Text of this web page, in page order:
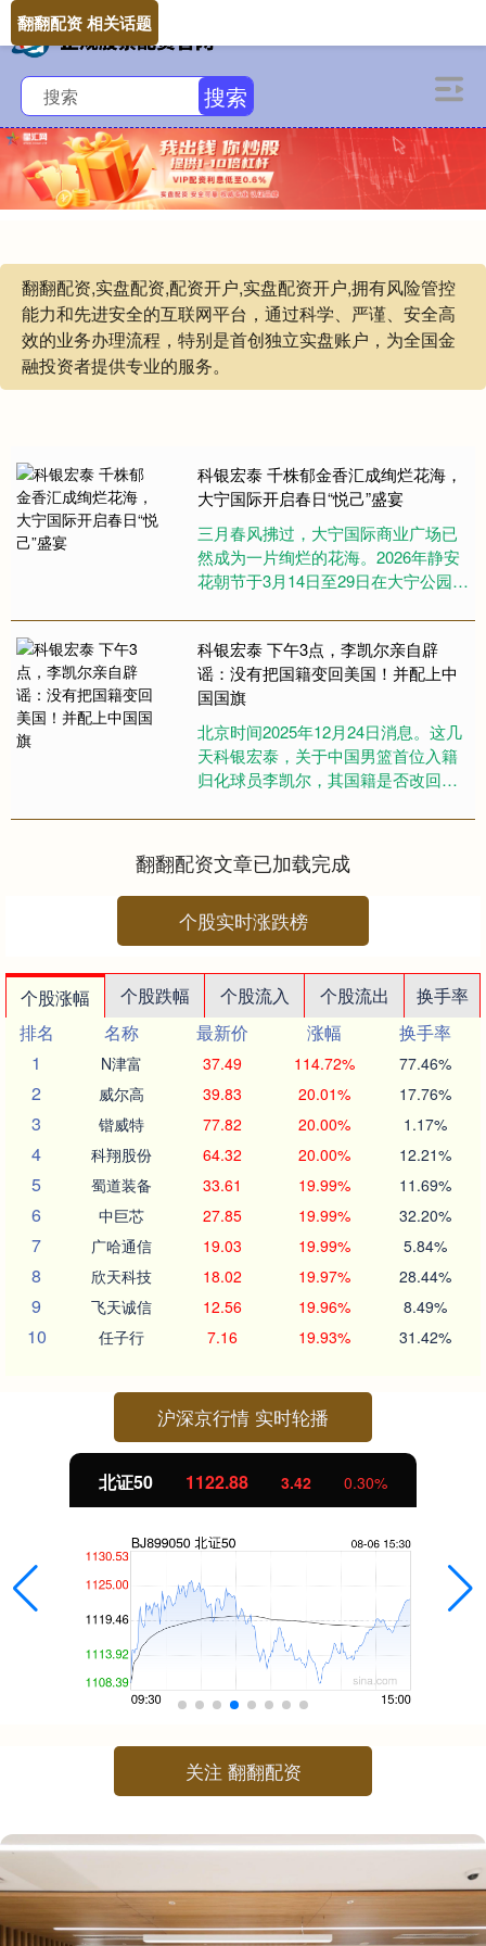
搜索
翻翻配资,实盘配资,配资开户,实盘配资开户,拥有风险管控
能力和先进安全的互联网平台，通过科学、严谨、安全高
效的业务办理流程，特别是首创独立实盘账户，为全国金
融投资者提供专业的服务。
翻翻配资 相关话题
科银宏泰 千株郁金香汇成绚烂花海，
大宁国际开启春日“悦己”盛宴
三月春风拂过，大宁国际商业广场已
然成为一片绚烂的花海。2026年静安
花朝节于3月14日至29日在大宁公园及
丽的郁金香为主角，在广....
科银宏泰 下午3点，李凯尔亲自辟
谣：没有把国籍变回美国！并配上中
国国旗
北京时间2025年12月24日消息。这几
天科银宏泰，关于中国男篮首位入籍
归化球员李凯尔，其国籍是否改回美
发文，表示李凯尔已经改回....
翻翻配资文章已加载完成
个股实时涨跌榜
个股涨幅 个股跌幅 个股流入 个股流出
换手率
排名
名称 最新价 涨幅
换手率
1
N津富 37.49 114.72% 77.46%
2 威尔高 39.83 20.01% 17.76%
3 锴威特 77.82 20.00% 1.17%
4 科翔股份 64.32 20.00% 12.21%
5 蜀道装备 33.61 19.99% 11.69%
6 中巨芯 27.85 19.99% 32.20%
7 广哈通信 19.03 19.99% 5.84%
8 欣天科技 18.02 19.97% 28.44%
9 飞天诚信 12.56 19.96% 8.49%
10 任子行 7.16 19.93% 31.42%
沪深京行情 实时轮播
北证50 1122.88 3.42 0.30%
关注 翻翻配资